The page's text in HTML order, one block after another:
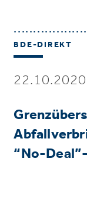
BDE-DIREKT
22.10.2020
“No-